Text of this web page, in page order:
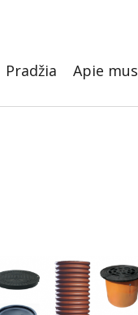
Pradžia Apie mus